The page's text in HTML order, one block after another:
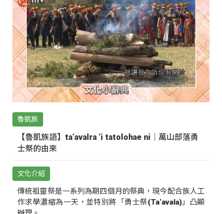
魯凱族
【魯凱族語】ta‘avalra ‘i tatolohae ni｜萬山部落勇
士祭的由來
文化介紹
傳統祖靈祭是一系列為期四個月的祭典，現今配合族人工
作求學濃縮為一天，並特別將「勇士祭(Ta‘avala)」凸顯